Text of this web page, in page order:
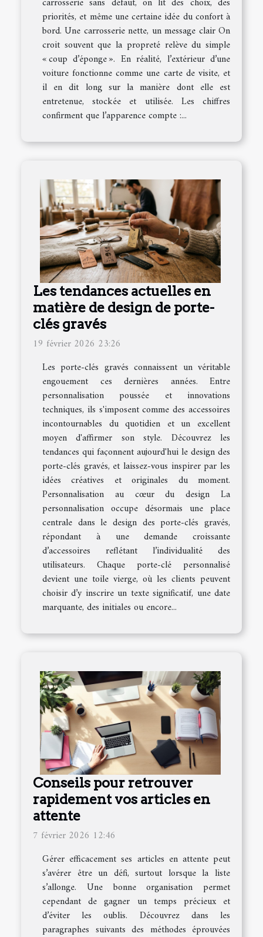
priorités, et même une certaine idée du confort à
bord. Une carrosserie nette, un message clair On
croit souvent que la propreté relève du simple
« coup d’éponge ». En réalité, l’extérieur d’une
voiture fonctionne comme une carte de visite, et
il en dit long sur la manière dont elle est
entretenue, stockée et utilisée. Les chiffres
confirment que l’apparence compte :...
Les tendances actuelles en
matière de design de porte-
clés gravés
19 février 2026 23:26
Les porte-clés gravés connaissent un véritable
engouement ces dernières années. Entre
personnalisation poussée et innovations
techniques, ils s'imposent comme des accessoires
incontournables du quotidien et un excellent
moyen d'affirmer son style. Découvrez les
tendances qui façonnent aujourd'hui le design des
porte-clés gravés, et laissez-vous inspirer par les
idées créatives et originales du moment.
Personnalisation au cœur du design La
personnalisation occupe désormais une place
centrale dans le design des porte-clés gravés,
répondant à une demande croissante
d’accessoires reflétant l’individualité des
utilisateurs. Chaque porte-clé personnalisé
devient une toile vierge, où les clients peuvent
choisir d’y inscrire un texte significatif, une date
marquante, des initiales ou encore...
Conseils pour retrouver
rapidement vos articles en
attente
7 février 2026 12:46
Gérer efficacement ses articles en attente peut
s’avérer être un défi, surtout lorsque la liste
s’allonge. Une bonne organisation permet
cependant de gagner un temps précieux et
d’éviter les oublis. Découvrez dans les
paragraphes suivants des méthodes éprouvées